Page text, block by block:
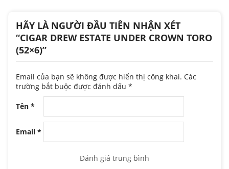
HÃY LÀ NGƯỜI ĐẦU TIÊN NHẬN XÉT
“CIGAR DREW ESTATE UNDER CROWN TORO
(52×6)”
Email của bạn sẽ không được hiển thị công khai. Các
trường bắt buộc được đánh dấu *
Tên *
Email *
Đánh giá trung bình